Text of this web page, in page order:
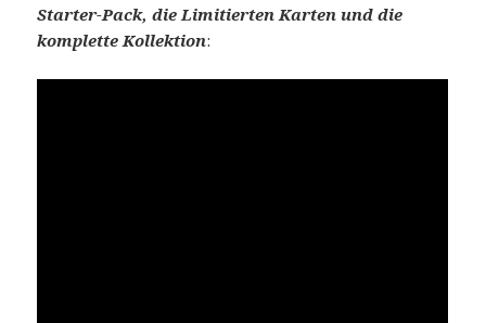
Starter-Pack, die Limitierten Karten und die
komplette Kollektion: